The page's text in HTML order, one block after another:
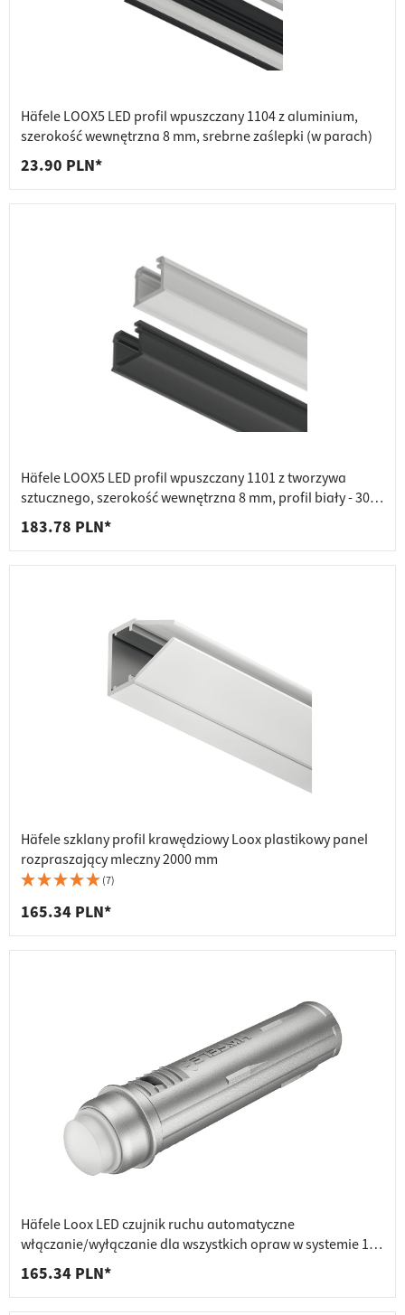
Häfele LOOX5 LED profil wpuszczany 1104 z aluminium,
szerokość wewnętrzna 8 mm, srebrne zaślepki (w parach)
23.90 PLN*
Häfele LOOX5 LED profil wpuszczany 1101 z tworzywa
sztucznego, szerokość wewnętrzna 8 mm, profil biały - 3000
mm
183.78 PLN*
Häfele szklany profil krawędziowy Loox plastikowy panel
rozpraszający mleczny 2000 mm
(7)
165.34 PLN*
Häfele Loox LED czujnik ruchu automatyczne
włączanie/wyłączanie dla wszystkich opraw w systemie 12
V
165.34 PLN*